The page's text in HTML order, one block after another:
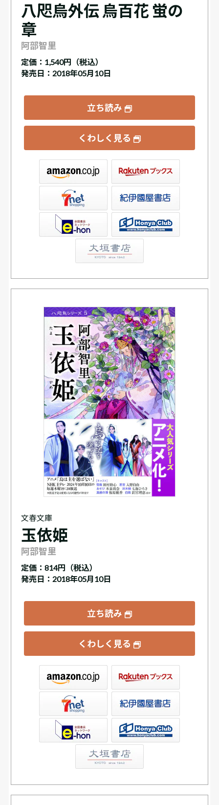
八咫烏外伝 烏百花 蛍の
章
阿部智里
定価： 1,540円（税込）
発売日：2018年05月10日
立ち読み
くわしく見る
書店ウェブストア
文春文庫
玉依姫
阿部智里
定価： 814円（税込）
発売日：2018年05月10日
立ち読み
くわしく見る
書店ウェブストア